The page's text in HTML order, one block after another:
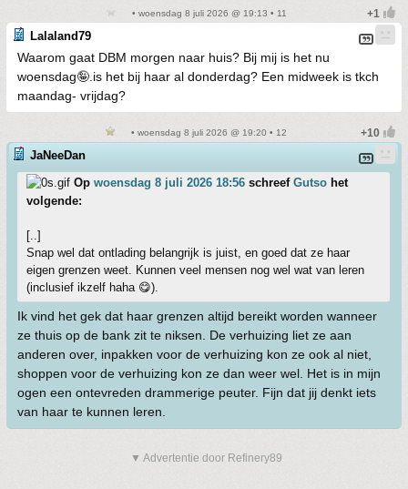
• woensdag 8 juli 2026 @ 19:13 • 11
Lalaland79
Waarom gaat DBM morgen naar huis? Bij mij is het nu
woensdag🤪.is het bij haar al donderdag? Een midweek is tkch
maandag- vrijdag?
• woensdag 8 juli 2026 @ 19:20 • 12
JaNeeDan
Op woensdag 8 juli 2026 18:56 schreef Gutso het
volgende:
[..]
Snap wel dat ontlading belangrijk is juist, en goed dat ze haar
eigen grenzen weet. Kunnen veel mensen nog wel wat van leren
(inclusief ikzelf haha 😋).
Ik vind het gek dat haar grenzen altijd bereikt worden wanneer
ze thuis op de bank zit te niksen. De verhuizing liet ze aan
anderen over, inpakken voor de verhuizing kon ze ook al niet,
shoppen voor de verhuizing kon ze dan weer wel. Het is in mijn
ogen een ontevreden drammerige peuter. Fijn dat jij denkt iets
van haar te kunnen leren.
▼ Advertentie door Refinery89